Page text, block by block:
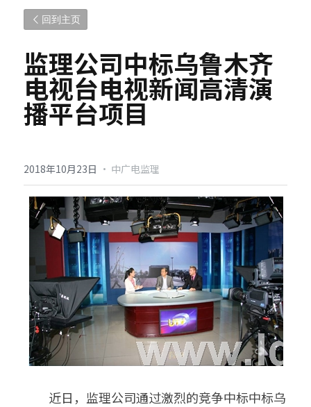
回到主页
监理公司中标乌鲁木齐
电视台电视新闻高清演
播平台项目
2018年10月23日 · 中广电监理
近日，监理公司通过激烈的竞争中标中标乌